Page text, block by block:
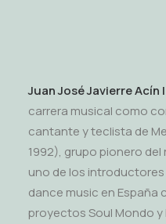
Juan JoséJavierre Acín |
carrera musical como
cantante y teclista de
1992), grupo pionero del
uno de los
dance music en España
proyectos Soul Mondo y